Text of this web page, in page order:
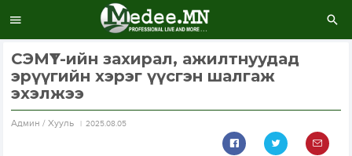
СЭМҮТ-ийн захирал, ажилтнуудад
эрүүгийн хэрэг үүсгэн шалгаж
эхэлжээ
Aдмин / Хууль 2025.08.05